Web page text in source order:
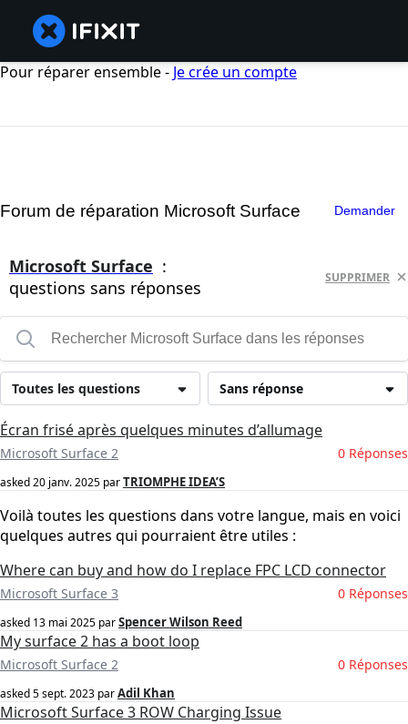
Pour réparer ensemble - Je crée un compte
Forum de réparation Microsoft Surface Demander
Microsoft Surface :
questions sans réponses
SUPPRIMER
Sans réponse
Toutes les questions
Écran frisé après quelques minutes d’allumage
Microsoft Surface 2 0 Réponses
asked20 janv. 2025 parTRIOMPHE IDEA’S
Voilà toutes les questions dans votre langue, mais en voici
quelques autres qui pourraient être utiles :
Where can buy and how do I replace FPC LCD connector
Microsoft Surface 3 0 Réponses
asked 13 mai 2025 parSpencer Wilson Reed
My surface 2 has a boot loop
Microsoft Surface 2 0 Réponses
asked5 sept. 2023 parAdil Khan
Microsoft Surface 3 ROW Charging Issue